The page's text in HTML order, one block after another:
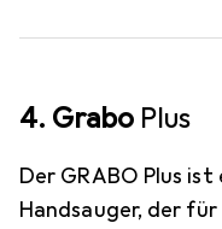
4. Grabo Plus
Der GRABO Plus
Handsauger, der